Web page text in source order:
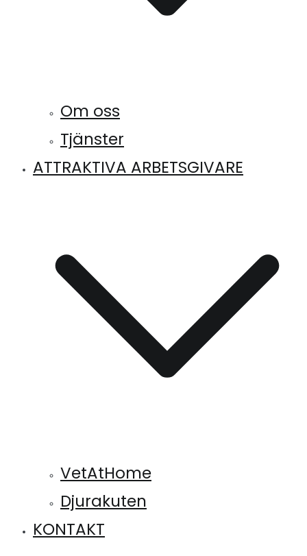
Om oss
Tjänster
ATTRAKTIVA ARBETSGIVARE
VetAtHome
Djurakuten
KONTAKT